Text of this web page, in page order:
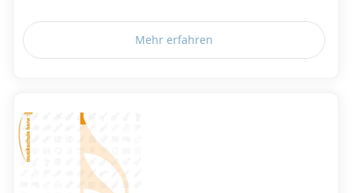
Mehr erfahren